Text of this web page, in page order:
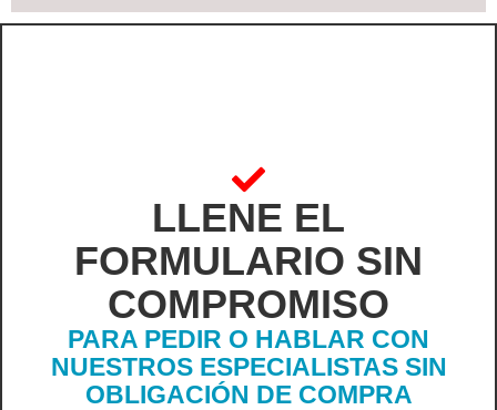
LLENE EL
FORMULARIO SIN
COMPROMISO
PARA PEDIR O HABLAR CON
NUESTROS ESPECIALISTAS SIN
OBLIGACIÓN DE COMPRA